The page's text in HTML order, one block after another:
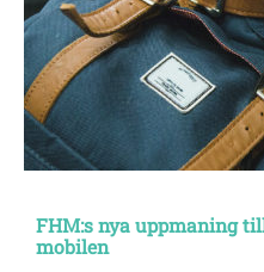
FHM:s nya uppmaning
mobilen